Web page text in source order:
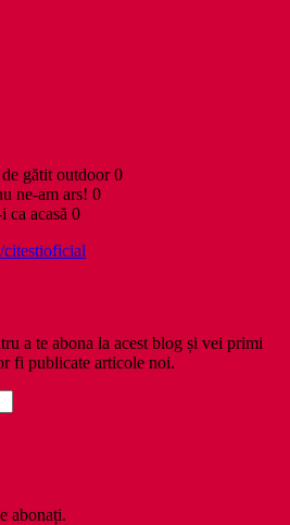
gătit outdoor 0
ne-am ars! 0
ca acasă 0
a te abona la acest blog și vei primi
fi publicate articole noi.
abonați.